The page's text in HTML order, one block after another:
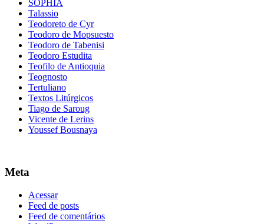
SOPHIA
Talassio
Teodoreto de Cyr
Teodoro de Mopsuesto
Teodoro de Tabenisi
Teodoro Estudita
Teofilo de Antioquia
Teognosto
Tertuliano
Textos Litúrgicos
Tiago de Saroug
Vicente de Lerins
Youssef Bousnaya
Meta
Acessar
Feed de posts
Feed de comentários